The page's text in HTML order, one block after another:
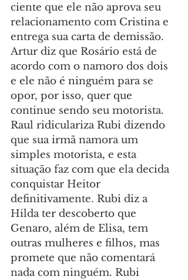
ciente que ele não aprova seu
relacionamento com Cristina e
entrega sua carta de demissão.
Artur diz que Rosário está de
acordo com o namoro dos dois
e ele não é ninguém para se
opor, por isso, quer que
continue sendo seu motorista.
Raul ridiculariza Rubi dizendo
que sua irmã namora um
simples motorista, e esta
situação faz com que ela decida
conquistar Heitor
definitivamente. Rubi diz a
Hilda ter descoberto que
Genaro, além de Elisa, tem
outras mulheres e filhos, mas
promete que não comentará
nada com ninguém. Rubi